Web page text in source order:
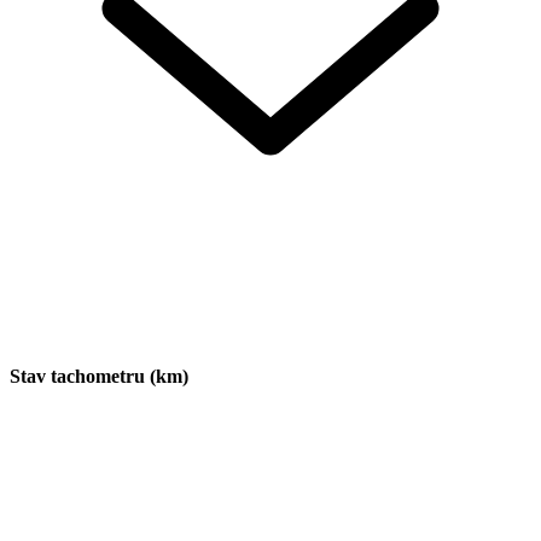
Stav tachometru (km)